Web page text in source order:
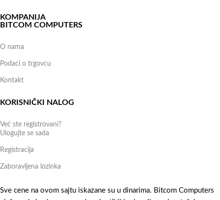
KOMPANIJA
BITCOM COMPUTERS
O nama
Podaci o trgovcu
Kontakt
KORISNIČKI NALOG
Već ste registrovani?
Ulogujte se sada
Registracija
Zaboravljena lozinka
Sve cene na ovom sajtu iskazane su u dinarima. Bitcom Computers